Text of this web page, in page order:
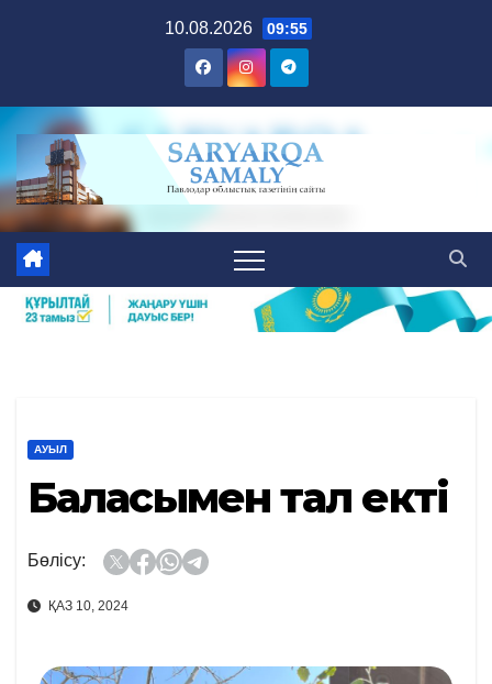
10.08.2026 09:55
АУЫЛ
Баласымен тал екті
Бөлісу:
ҚАЗ 10, 2024